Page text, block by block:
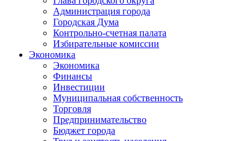
Администрация города
Городская Дума
Контрольно-счетная палата
Избирательные комиссии
Экономика
Экономика
Финансы
Инвестиции
Муниципальная собственность
Торговля
Предпринимательство
Бюджет города